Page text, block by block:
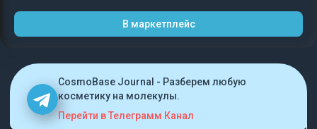
В маркетплейс
CosmoBase Journal - Разберем любую
косметику на молекулы.
Перейти в Телеграмм Канал